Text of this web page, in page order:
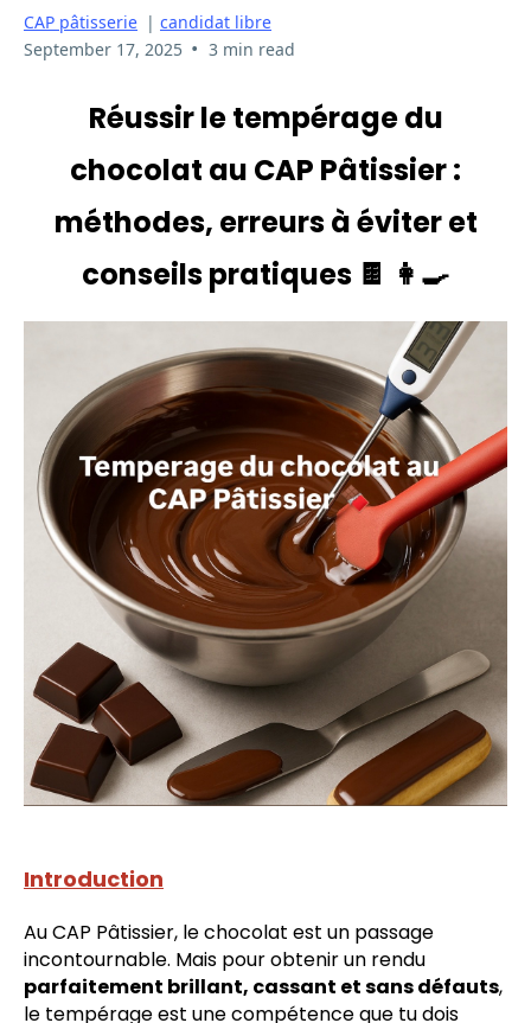
CAP pâtisserie | candidat libre
September 17, 2025 • 3 min read
Réussir le tempérage du
chocolat au CAP Pâtissier :
méthodes, erreurs à éviter et
conseils pratiques 🍫 👩‍🍳
Introduction
Au CAP Pâtissier, le chocolat est un passage
incontournable. Mais pour obtenir un rendu
parfaitement brillant, cassant et sans défauts,
le tempérage est une compétence que tu dois